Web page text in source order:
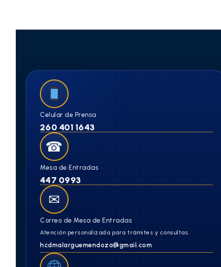
Celular de Prensa
260 401 1643
☎
Mesa de Entradas
447 0993
✉
Correo de Mesa de Entradas
Atención personalizada para trámites y consultas.
hcdmalarguemendoza@gmail.com